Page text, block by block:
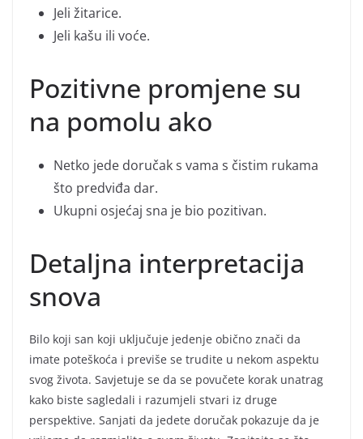
Jeli žitarice.
Jeli kašu ili voće.
Pozitivne promjene su
na pomolu ako
Netko jede doručak s vama s čistim rukama
što predviđa dar.
Ukupni osjećaj sna je bio pozitivan.
Detaljna interpretacija
snova
Bilo koji san koji uključuje jedenje obično znači da
imate poteškoća i previše se trudite u nekom aspektu
svog života. Savjetuje se da se povučete korak unatrag
kako biste sagledali i razumjeli stvari iz druge
perspektive. Sanjati da jedete doručak pokazuje da je